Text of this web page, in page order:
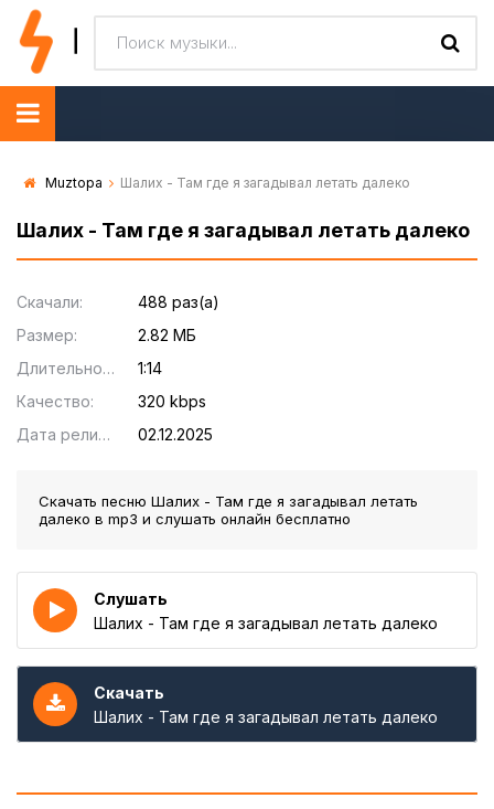
Muztopa Шалих - Там где я загадывал летать далеко
Шалих - Там где я загадывал летать далеко
Скачали:
488 раз(а)
Размер:
2.82 МБ
Длительность:
1:14
Качество:
320 kbps
Дата релиза:
02.12.2025
Скачать песню Шалих - Там где я загадывал летать
далеко в mp3 и слушать онлайн бесплатно
Слушать
Шалих - Там где я загадывал летать далеко
Скачать
Шалих - Там где я загадывал летать далеко